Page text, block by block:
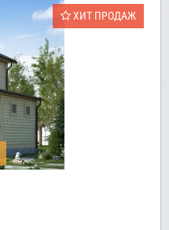
ХИТ ПРОДАЖ